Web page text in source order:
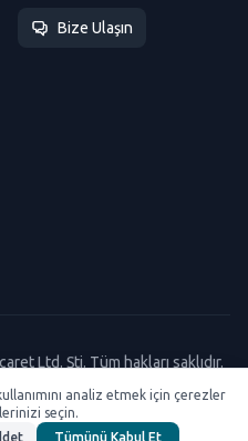
Bize Ulaşın
Ltd. Şti. Tüm hakları saklıdır.
analiz etmek için çerezler
seçin.
Tümünü Kabul Et